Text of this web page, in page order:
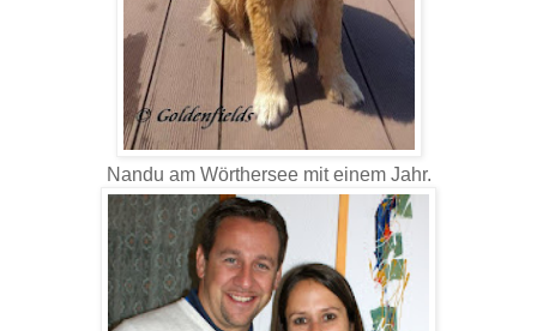
Nandu am Wörthersee mit einem Jahr.